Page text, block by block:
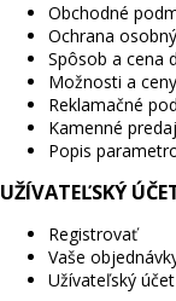
Obchodné
Ochrana
Spôsob a cena
Možnosti a
Reklamačné
Kamenné
Popis
UŽÍVATEĽSKÝ
Registrovať
Vaše
Užívateľský účet